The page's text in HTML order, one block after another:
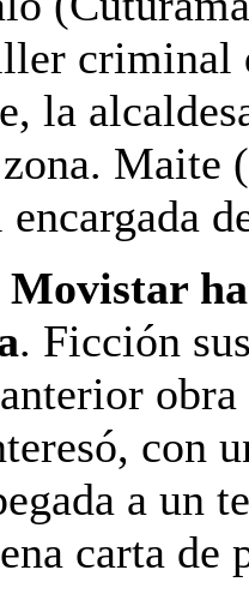
criminal
la
Maite
Movistar ha
. Ficción
con
a un
carta de